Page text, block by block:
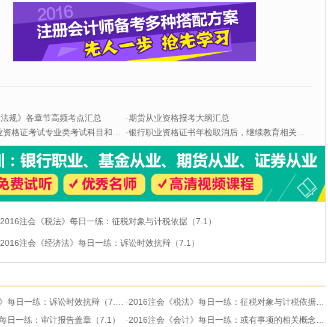
规》各章节高频考点汇总 ·期货从业资格报考大纲汇总
格证考试专业类考试科目和题型 ·银行职业资格证书年检取消后，继续教育相关问题解答
2016注会《税法》每日一练：征税对象与计税依据（7.1）
2016注会《经济法》每日一练：诉讼时效抗辩（7.1）
日一练：诉讼时效抗辩（7.1） ·2016注会《税法》每日一练：征税对象与计税依据（7.1）
日一练：审计报告盖章（7.1） ·2016注会《会计》每日一练：或有事项的相关概念与特征（7.1）